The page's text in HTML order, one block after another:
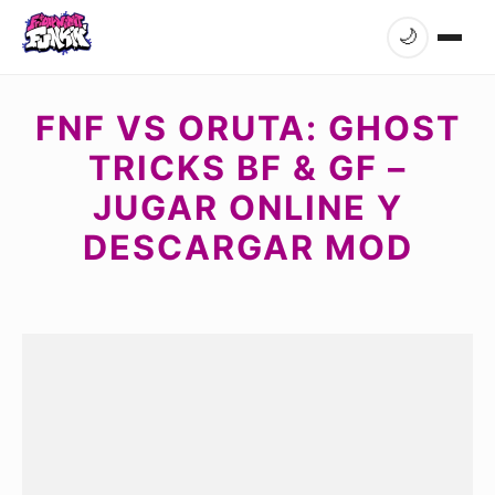
🌙
FNF VS ORUTA: GHOST
TRICKS BF & GF –
JUGAR ONLINE Y
DESCARGAR MOD